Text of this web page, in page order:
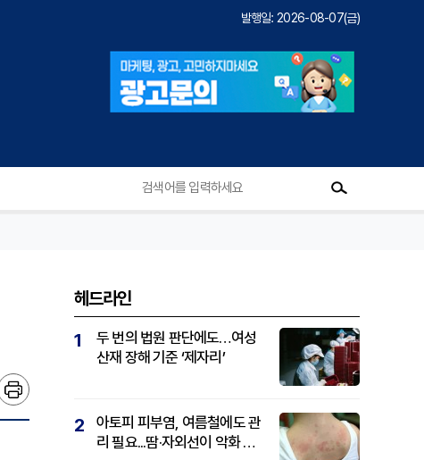
발행일: 2026-08-07(금)
헤드라인
1
두 번의 법원 판단에도…여성
산재 장해 기준 ‘제자리’
2
아토피 피부염, 여름철에도 관
리 필요...땀·자외선이 악화 요